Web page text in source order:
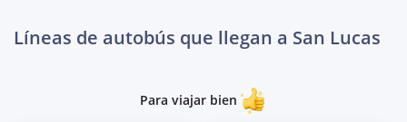
Líneas de autobús que llegan a San Lucas
Para viajar bien